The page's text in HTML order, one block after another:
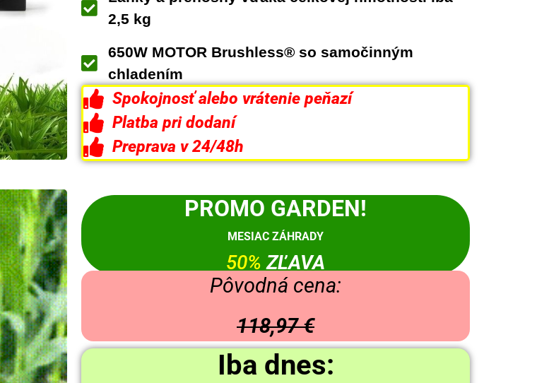
2,5 kg
650W MOTOR Brushless® so samočinným
chladením
Spokojnosť alebo vrátenie peňazí
Platba pri dodaní
Preprava v 24/48h
PROMO GARDEN!
MESIAC ZÁHRADY
50% ZĽAVA
Pôvodná cena:
118,97 €
Iba dnes: